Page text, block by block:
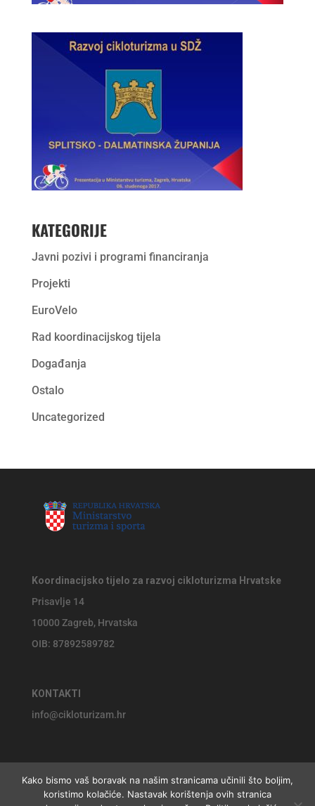
KATEGORIJE
Javni pozivi i programi financiranja
Projekti
EuroVelo
Rad koordinacijskog tijela
Događanja
Ostalo
Uncategorized
Koordinacijsko tijelo za razvoj cikloturizma Hrvatske
Prisavlje 14
10000 Zagreb, Hrvatska
OIB: 87892589782
KONTAKTI
info@cikloturizam.hr
Kako bismo vaš boravak na našim stranicama učinili što boljim,
koristimo kolačiće. Nastavak korištenja ovih stranica